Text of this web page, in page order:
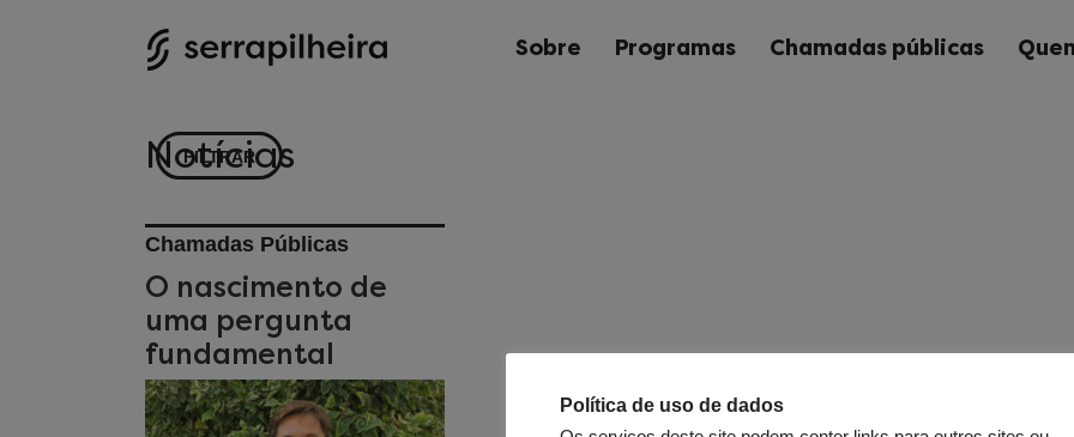
Sobre Programas Chamadas públicas
Notícias
FILTRAR
Chamadas Públicas
O nascimento de
uma pergunta
fundamental
Política de uso de dados